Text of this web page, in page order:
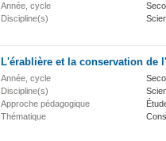
Année, cycle
Discipline(s)
L'érablière et la conservation de
Année, cycle
Discipline(s)
Approche pédagogique
Thématique